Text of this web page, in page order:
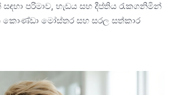
පරිමාව, හැඩය සහ දීප්තිය රැකගනිමින්
මෝස්තර සහ සරල සත්කාර